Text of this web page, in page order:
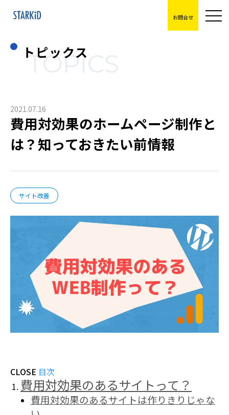
お問合せ
トピックス
TOPICS
2021.07.16
費用対効果のホームページ制作と
は？知っておきたい前情報
サイト改善
CLOSE 目次
費用対効果のあるサイトって？
費用対効果のあるサイトは作りきりじゃな